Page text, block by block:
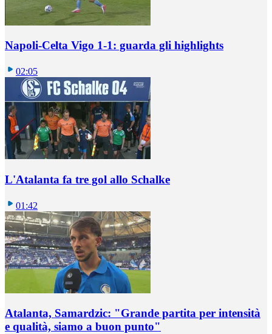
Napoli-Celta Vigo 1-1: guarda gli highlights
02:05
L'Atalanta fa tre gol allo Schalke
01:42
Atalanta, Samardzic: "Grande partita per intensità
e qualità, siamo a buon punto"